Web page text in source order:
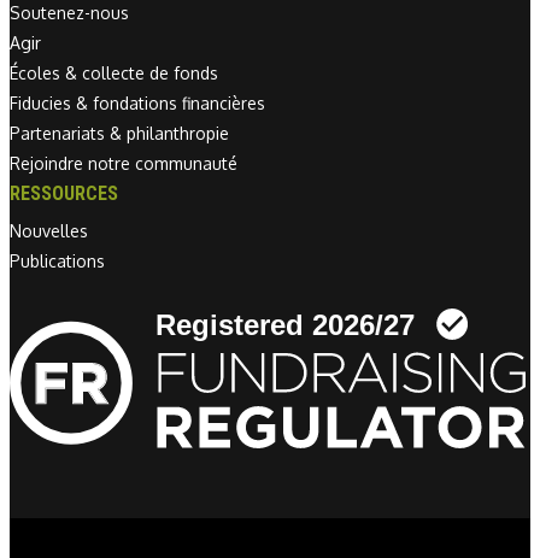
Soutenez-nous
Agir
Écoles & collecte de fonds
Fiducies & fondations financières
Partenariats & philanthropie
Rejoindre notre communauté
RESSOURCES
Nouvelles
Publications
Linkedin link